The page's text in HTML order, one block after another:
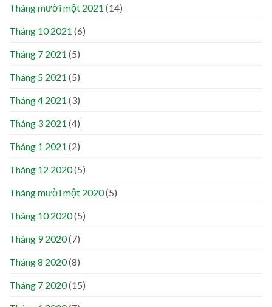
Tháng mười một 2021 (14)
Tháng 10 2021 (6)
Tháng 7 2021 (5)
Tháng 5 2021 (5)
Tháng 4 2021 (3)
Tháng 3 2021 (4)
Tháng 1 2021 (2)
Tháng 12 2020(5)
Tháng mười một 2020(5)
Tháng 10 2020(5)
Tháng 9 2020(7)
Tháng 8 2020(8)
Tháng 7 2020(15)